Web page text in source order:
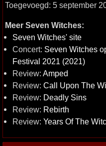
Toegevoegd: 5 september
Meer Seven Witches:
Seven Witches' site
Concert: Seven Witches
Festival 2021 (2021)
Review: Amped
Review: Call Upon The
Review: Deadly Sins
Review: Rebirth
Review: Years Of The